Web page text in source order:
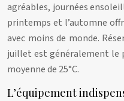
agréables, journées
printemps et l’automne
avec moins de monde.
juillet est généralement le
moyenne de 25°C.
L’équipement